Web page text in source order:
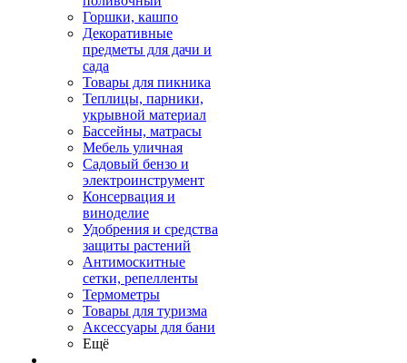
Горшки, кашпо
Декоративные
предметы для дачи и
сада
Товары для пикника
Теплицы, парники,
укрывной материал
Бассейны, матрасы
Мебель уличная
Садовый бензо и
электроинструмент
Консервация и
виноделие
Удобрения и средства
защиты растений
Антимоскитные
сетки, репелленты
Термометры
Товары для туризма
Аксессуары для бани
Ещё